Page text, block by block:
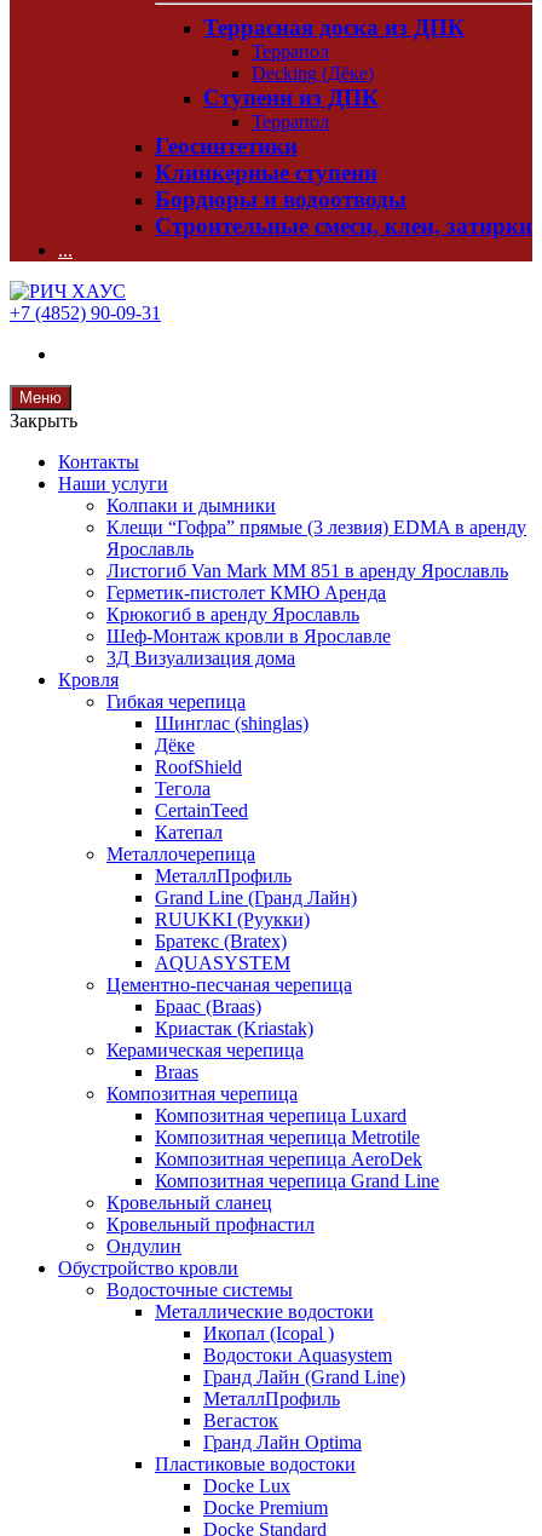
Террасная доска из ДПК
Террапол
Decking (Дёке)
Ступени из ДПК
Террапол
Геосинтетики
Клинкерные ступени
Бордюры и водоотводы
Строительные смеси, клеи, затирки
...
+7 (4852) 90-09-31
Меню
Закрыть
Контакты
Наши услуги
Колпаки и дымники
Клещи “Гофра” прямые (3 лезвия) EDMA в аренду
Ярославль
Листогиб Van Mark MM 851 в аренду Ярославль
Герметик-пистолет КМЮ Аренда
Крюкогиб в аренду Ярославль
Шеф-Монтаж кровли в Ярославле
3Д Визуализация дома
Кровля
Гибкая черепица
Шинглас (shinglas)
Дёке
RoofShield
Тегола
CertainTeed
Катепал
Металлочерепица
МеталлПрофиль
Grand Line (Гранд Лайн)
RUUKKI (Руукки)
Братекс (Bratex)
AQUASYSTEM
Цементно-песчаная черепица
Браас (Braas)
Криастак (Kriastak)
Керамическая черепица
Braas
Композитная черепица
Композитная черепица Luxard
Композитная черепица Metrotile
Композитная черепица AeroDek
Композитная черепица Grand Line
Кровельный сланец
Кровельный профнастил
Ондулин
Обустройство кровли
Водосточные системы
Металлические водостоки
Икопал (Icopal )
Водостоки Aquasystem
Гранд Лайн (Grand Line)
МеталлПрофиль
Вегасток
Гранд Лайн Optima
Пластиковые водостоки
Docke Lux
Docke Premium
Docke Standard